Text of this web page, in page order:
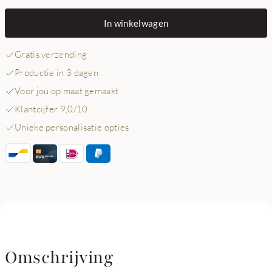
In winkelwagen
Gratis verzending
Productie in 3 dagen
Voor jou op maat gemaakt
Klantcijfer 9,0/10
Unieke personalisatie opties
Omschrijving